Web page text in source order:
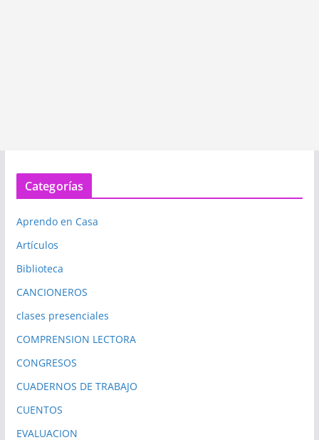
Categorías
Aprendo en Casa
Artículos
Biblioteca
CANCIONEROS
clases presenciales
COMPRENSION LECTORA
CONGRESOS
CUADERNOS DE TRABAJO
CUENTOS
EVALUACION